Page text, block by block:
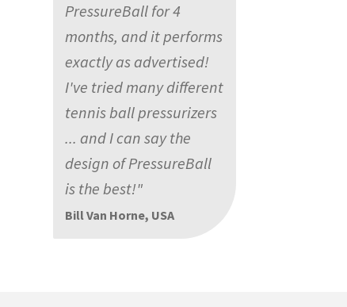
PressureBall for 4
months, and it performs
exactly as advertised!
I've tried many different
tennis ball pressurizers
... and I can say the
design of PressureBall
is the best!"
Bill Van Horne, USA